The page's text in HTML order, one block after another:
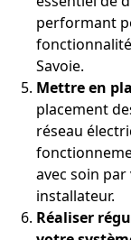
performant
Savoie.
Mettre en
placement
réseau
avec soin
installateur.
Réaliser